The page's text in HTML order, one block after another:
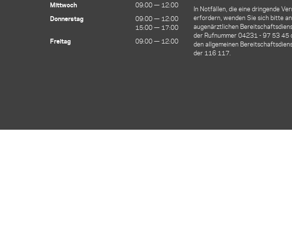
Mittwoch
09:00 — 12:00
Donnerstag
09:00 — 12:00
15:00 — 17:00
Freitag
09:00 — 12:00
In Notfällen, die eine dringende
erfordern, wenden Sie sich bitte
augenärztlichen
der Rufnummer04231 - 97 53 45
den allgemeinen
der 116 117.